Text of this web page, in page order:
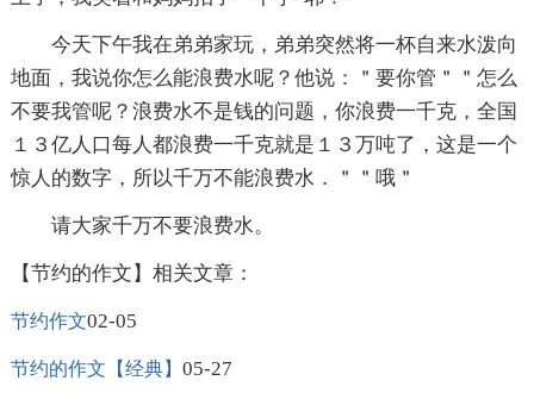
今天下午我在弟弟家玩，弟弟突然将一杯自来水泼向
地面，我说你怎么能浪费水呢？他说：＂要你管＂＂怎么
不要我管呢？浪费水不是钱的问题，你浪费一千克，全国
１３亿人口每人都浪费一千克就是１３万吨了，这是一个
惊人的数字，所以千万不能浪费水．＂＂哦＂
请大家千万不要浪费水。
【节约的作文】相关文章：
节约作文02-05
节约的作文【经典】 05-27